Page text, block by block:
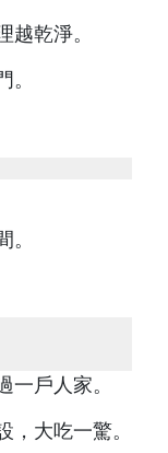
越乾淨。
。
。
一戶人家。
，大吃一驚。